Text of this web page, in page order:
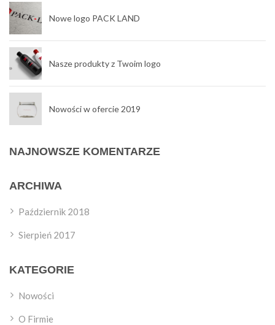
Nowe logo PACK LAND
Nasze produkty z Twoim logo
Nowości w ofercie 2019
NAJNOWSZE KOMENTARZE
ARCHIWA
Październik 2018
Sierpień 2017
KATEGORIE
Nowości
O Firmie